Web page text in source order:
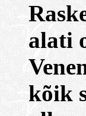
alati
kõik